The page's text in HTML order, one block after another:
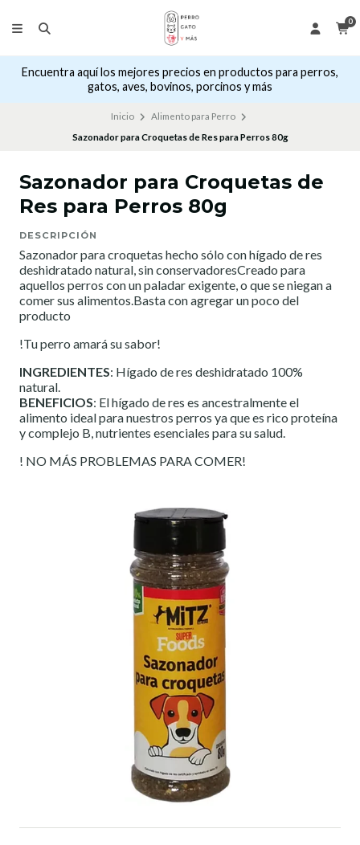
0
Encuentra aquí los mejores precios en productos para perros,
gatos, aves, bovinos, porcinos y más
Inicio
Alimento para Perro
Sazonador para Croquetas de Res para Perros 80g
Sazonador para Croquetas de
Res para Perros 80g
DESCRIPCIÓN
Sazonador para croquetas hecho sólo con hígado de res
deshidratado natural, sin conservadoresCreado para
aquellos perros con un paladar exigente, o que se niegan a
comer sus alimentos.Basta con agregar un poco del
producto
!Tu perro amará su sabor!
INGREDIENTES: Hígado de res deshidratado 100%
natural.
BENEFICIOS: El hígado de res es ancestralmente el
alimento ideal para nuestros perros ya que es rico proteína
y complejo B, nutrientes esenciales para su salud.
! NO MÁS PROBLEMAS PARA COMER!